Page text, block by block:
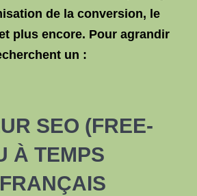
de la conversion, le
plus encore. Pour agrandir
un :
SEO (FREE-
À TEMPS